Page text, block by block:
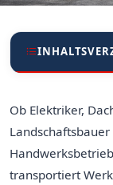
Ob Elektriker,
transportiert